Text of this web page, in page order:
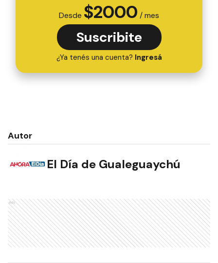
Desde $2000 / mes
Suscribite
¿Ya tenés una cuenta? Ingresá
Autor
El Día de Gualeguaychú
Ads